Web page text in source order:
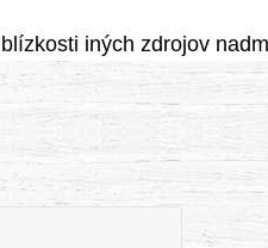
iných zdrojov